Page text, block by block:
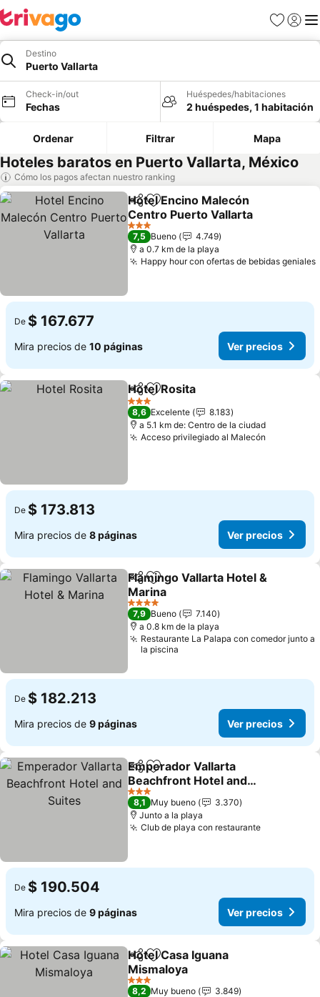
Favoritos
Iniciar
Destino
Puerto Vallarta
Check-in/out
Fechas
Huéspedes/habitaciones
2 huéspedes, 1 habitación
Ordenar Filtrar Mapa
Hoteles baratos en Puerto Vallarta, México
Cómo los pagos afectan nuestro ranking
CompartirAgregar a favoritos
Hotel Encino Malecón
Centro Puerto Vallarta
Ver precios
3 Estrellas
7,5 Bueno
4.749
a 0.7 km de la playa
Happy hour con ofertas de bebidas geniales
De $ 167.677
Mira precios de 10 páginas Ver precios
CompartirAgregar a favoritos
Hotel Rosita
3 Estrellas
8,6 Excelente
8.183
a 5.1 km de: Centro de la ciudad
Acceso privilegiado al Malecón
De $ 173.813
Mira precios de 8 páginas Ver precios
CompartirAgregar a favoritos
Flamingo Vallarta Hotel &
Marina
Ver precios
4 Estrellas
7,9 Bueno
7.140
a 0.8 km de la playa
Restaurante La Palapa con comedor junto a
la piscina
De $ 182.213
Mira precios de 9 páginas Ver precios
CompartirAgregar a favoritos
Emperador Vallarta
Beachfront Hotel and
Suites
Ver precios
3 Estrellas
8,1 Muy bueno
3.370
Junto a la playa
Club de playa con restauranteVer
De $ 190.504
Mira precios de 9 páginas Ver precios
CompartirAgregar a favoritos
Hotel Casa Iguana
Mismaloya
Ver precios
3 Estrellas
8,2 Muy bueno
3.849